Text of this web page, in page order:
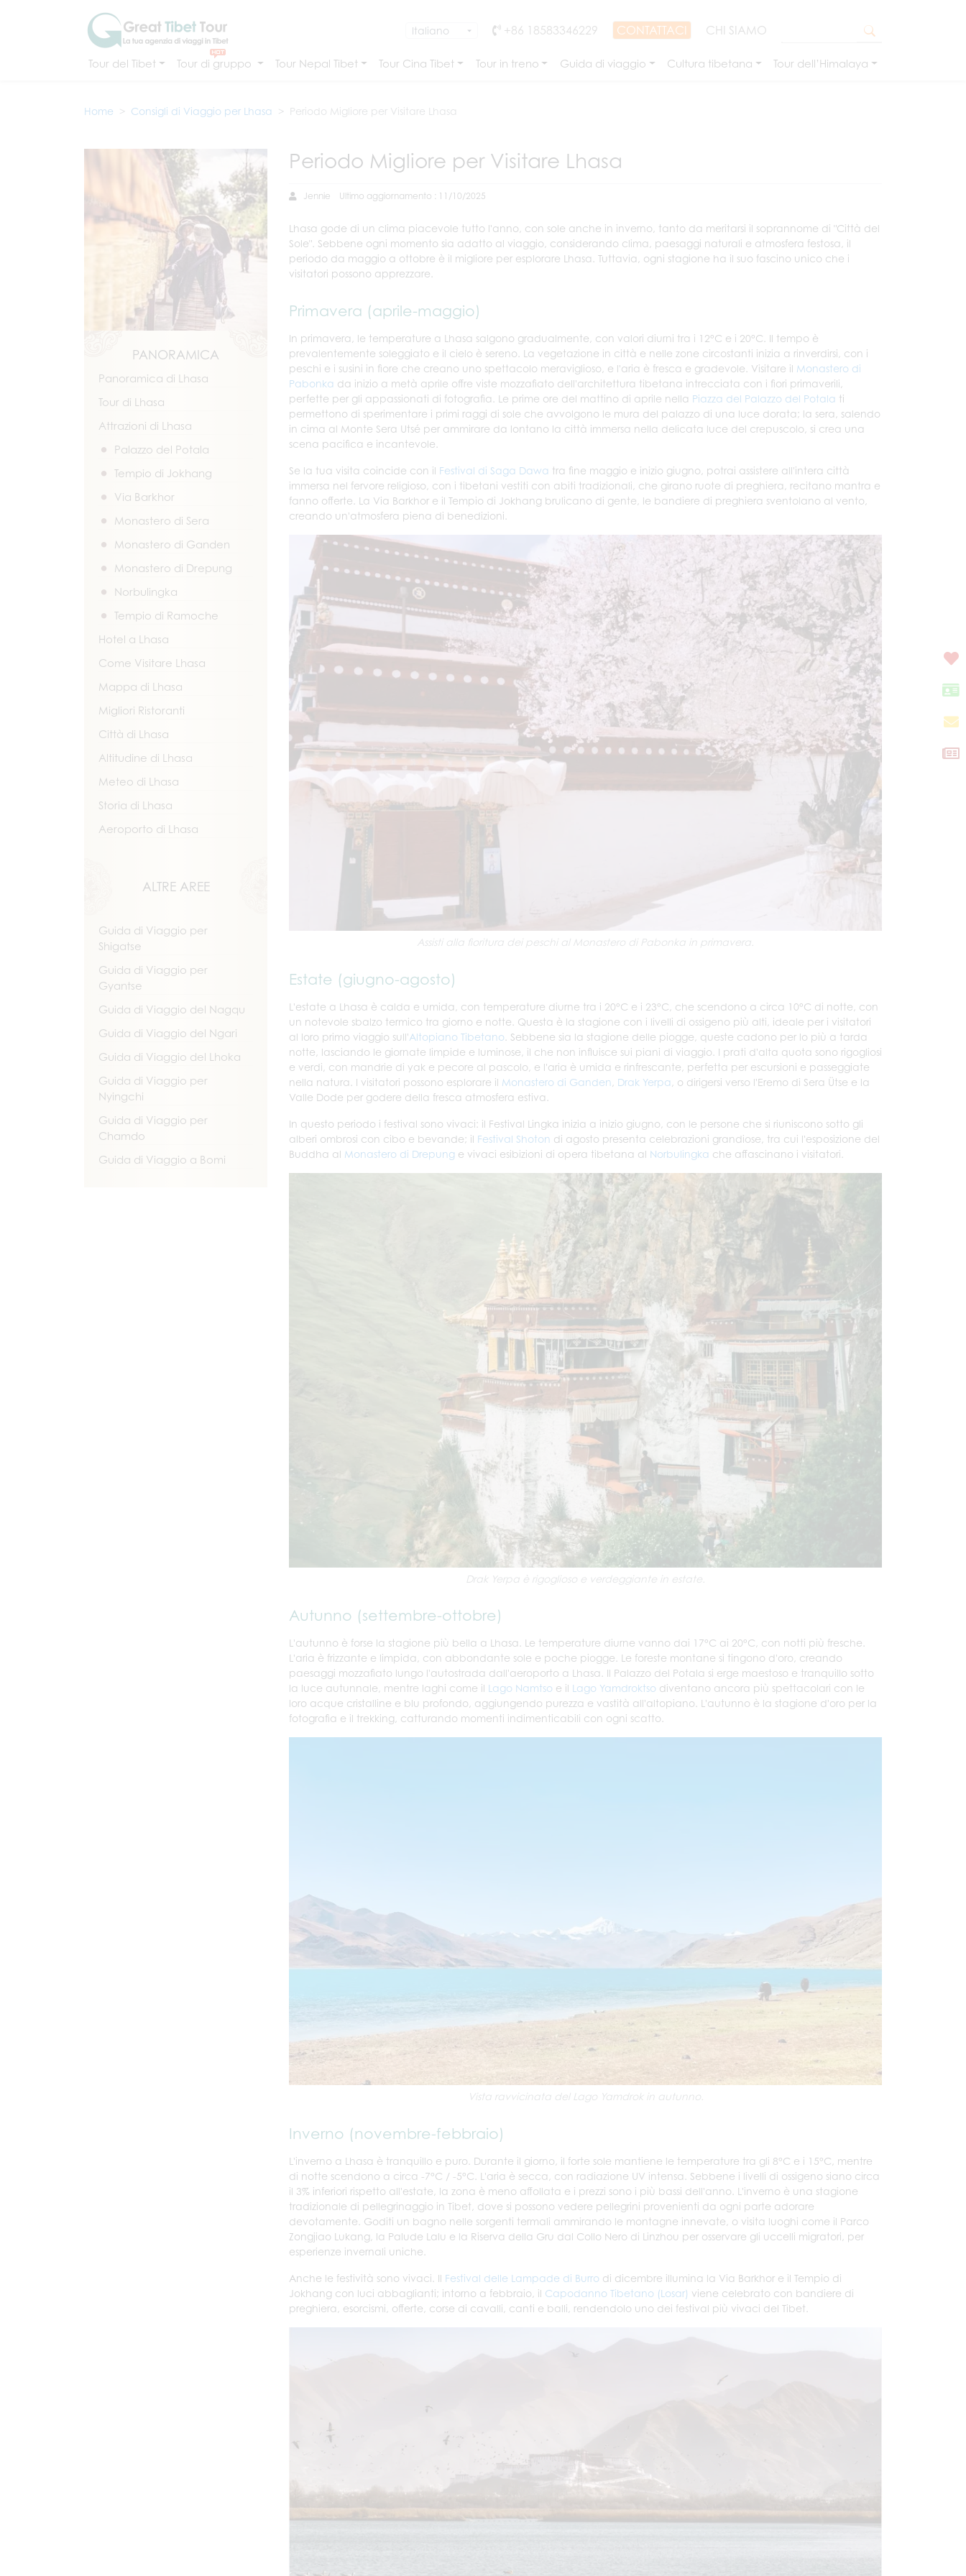
+86 18583346229 CONTATTACI CHI SIAMO
Tour del Tibet Tour di gruppo Tour Nepal Tibet Tour Cina Tibet Tour in treno Guida di viaggio Cultura tibetana Tour dell’Himalaya
Home Consigli di Viaggio per Lhasa Periodo Migliore per Visitare Lhasa
PANORAMICA
Panoramica di Lhasa
Tour di Lhasa
Attrazioni di Lhasa
Palazzo del Potala
Tempio di Jokhang
Via Barkhor
Monastero di Sera
Monastero di Ganden
Monastero di Drepung
Norbulingka
Tempio di Ramoche
Hotel a Lhasa
Come Visitare Lhasa
Mappa di Lhasa
Migliori Ristoranti
Città di Lhasa
Altitudine di Lhasa
Meteo di Lhasa
Storia di Lhasa
Aeroporto di Lhasa
ALTRE AREE
Guida di Viaggio per
Shigatse
Guida di Viaggio per
Gyantse
Guida di Viaggio del Nagqu
Guida di Viaggio del Ngari
Guida di Viaggio del Lhoka
Guida di Viaggio per
Nyingchi
Guida di Viaggio per
Chamdo
Guida di Viaggio a Bomi
Periodo Migliore per Visitare Lhasa
Jennie Ultimo aggiornamento : 11/10/2025
Lhasa gode di un clima piacevole tutto l'anno, con sole anche in inverno, tanto da meritarsi il soprannome di "Città del
Sole". Sebbene ogni momento sia adatto al viaggio, considerando clima, paesaggi naturali e atmosfera festosa, il
periodo da maggio a ottobre è il migliore per esplorare Lhasa. Tuttavia, ogni stagione ha il suo fascino unico che i
visitatori possono apprezzare.
Primavera (aprile-maggio)
In primavera, le temperature a Lhasa salgono gradualmente, con valori diurni tra i 12°C e i 20°C. Il tempo è
prevalentemente soleggiato e il cielo è sereno. La vegetazione in città e nelle zone circostanti inizia a rinverdirsi, con i
peschi e i susini in fiore che creano uno spettacolo meraviglioso, e l'aria è fresca e gradevole. Visitare il Monastero di
Pabonka da inizio a metà aprile offre viste mozzafiato dell'architettura tibetana intrecciata con i fiori primaverili,
perfette per gli appassionati di fotografia. Le prime ore del mattino di aprile nella Piazza del Palazzo del Potala ti
permettono di sperimentare i primi raggi di sole che avvolgono le mura del palazzo di una luce dorata; la sera, salendo
in cima al Monte Sera Utsé per ammirare da lontano la città immersa nella delicata luce del crepuscolo, si crea una
scena pacifica e incantevole.
Se la tua visita coincide con il Festival di Saga Dawa tra fine maggio e inizio giugno, potrai assistere all'intera città
immersa nel fervore religioso, con i tibetani vestiti con abiti tradizionali, che girano ruote di preghiera, recitano mantra e
fanno offerte. La Via Barkhor e il Tempio di Jokhang brulicano di gente, le bandiere di preghiera sventolano al vento,
creando un'atmosfera piena di benedizioni.
Assisti alla fioritura dei peschi al Monastero di Pabonka in primavera.
Estate (giugno-agosto)
L'estate a Lhasa è calda e umida, con temperature diurne tra i 20°C e i 23°C, che scendono a circa 10°C di notte, con
un notevole sbalzo termico tra giorno e notte. Questa è la stagione con i livelli di ossigeno più alti, ideale per i visitatori
al loro primo viaggio sull'Altopiano Tibetano . Sebbene sia la stagione delle piogge, queste cadono per lo più a tarda
notte, lasciando le giornate limpide e luminose, il che non influisce sui piani di viaggio. I prati d'alta quota sono rigogliosi
e verdi, con mandrie di yak e pecore al pascolo, e l'aria è umida e rinfrescante, perfetta per escursioni e passeggiate
nella natura. I visitatori possono esplorare il Monastero di Ganden, Drak Yerpa, o dirigersi verso l'Eremo di Sera Ütse e la
Valle Dode per godere della fresca atmosfera estiva.
In questo periodo i festival sono vivaci: il Festival Lingka inizia a inizio giugno, con le persone che si riuniscono sotto gli
alberi ombrosi con cibo e bevande; il Festival Shoton di agosto presenta celebrazioni grandiose, tra cui l'esposizione del
Buddha al Monastero di Drepung e vivaci esibizioni di opera tibetana al Norbulingka che affascinano i visitatori.
Drak Yerpa è rigoglioso e verdeggiante in estate.
Autunno (settembre-ottobre)
L'autunno è forse la stagione più bella a Lhasa. Le temperature diurne vanno dai 17°C ai 20°C, con notti più fresche.
L'aria è frizzante e limpida, con abbondante sole e poche piogge. Le foreste montane si tingono d'oro, creando
paesaggi mozzafiato lungo l'autostrada dall'aeroporto a Lhasa. Il Palazzo del Potala si erge maestoso e tranquillo sotto
la luce autunnale, mentre laghi come il Lago Namtso e il Lago Yamdroktso diventano ancora più spettacolari con le
loro acque cristalline e blu profondo, aggiungendo purezza e vastità all'altopiano. L'autunno è la stagione d'oro per la
fotografia e il trekking, catturando momenti indimenticabili con ogni scatto.
Vista ravvicinata del Lago Yamdrok in autunno.
Inverno (novembre-febbraio)
L'inverno a Lhasa è tranquillo e puro. Durante il giorno, il forte sole mantiene le temperature tra gli 8°C e i 15°C, mentre
di notte scendono a circa -7°C / -5°C. L'aria è secca, con radiazione UV intensa. Sebbene i livelli di ossigeno siano circa
il 3% inferiori rispetto all'estate, la zona è meno affollata e i prezzi sono i più bassi dell'anno. L'inverno è una stagione
tradizionale di pellegrinaggio in Tibet, dove si possono vedere pellegrini provenienti da ogni parte adorare
devotamente. Goditi un bagno nelle sorgenti termali ammirando le montagne innevate, o visita luoghi come il Parco
Zongjiao Lukang, la Palude Lalu e la Riserva della Gru dal Collo Nero di Linzhou per osservare gli uccelli migratori, per
esperienze invernali uniche.
Anche le festività sono vivaci. Il Festival delle Lampade di Burro di dicembre illumina la Via Barkhor e il Tempio di
Jokhang con luci abbaglianti; intorno a febbraio, il Capodanno Tibetano (Losar) viene celebrato con bandiere di
preghiera, esorcismi, offerte, corse di cavalli, canti e balli, rendendolo uno dei festival più vivaci del Tibet.